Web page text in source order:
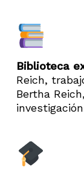
Biblioteca
Reich,
Bertha